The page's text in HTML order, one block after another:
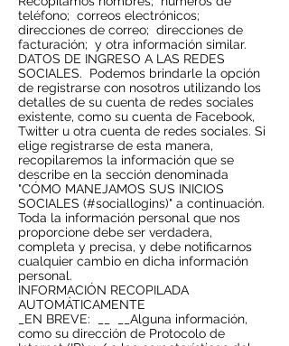
teléfono; correos electrónicos;
direcciones de correo; direcciones de
facturación; y otra información similar.
DATOS DE INGRESO A LAS REDES
SOCIALES.
Podemos brindarle la opción
de registrarse con nosotros utilizando los
detalles de su cuenta de redes sociales
existente, como su cuenta de Facebook,
Twitter u otra cuenta de redes sociales. Si
elige registrarse de esta manera,
recopilaremos la información que se
describe en la sección denominada
"CÓMO MANEJAMOS SUS INICIOS
SOCIALES (#sociallogins)" a continuación.
Toda la información personal que nos
proporcione debe ser verdadera,
completa y precisa, y debe notificarnos
cualquier cambio en dicha información
personal.
INFORMACIÓN RECOPILADA
AUTOMÁTICAMENTE
_EN BREVE:
__Alguna información,
como su dirección de Protocolo de